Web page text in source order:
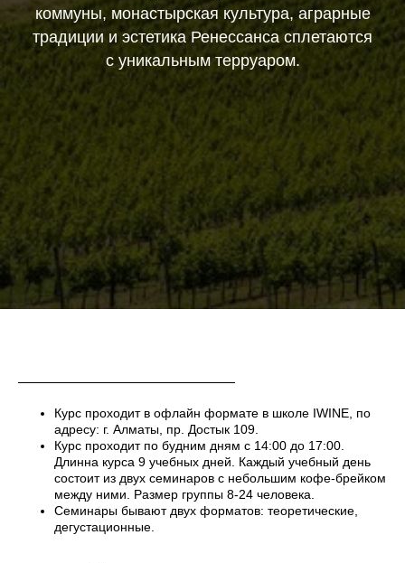
коммуны, монастырская культура, аграрные
традиции и эстетика Ренессанса сплетаются
с уникальным терруаром.
Курс проходит в офлайн формате в школе IWINE, по
адресу: г. Алматы, пр. Достык 109.
Курс проходит по будним дням с 14:00 до 17:00.
Длинна курса 9 учебных дней. Каждый учебный день
состоит из двух семинаров с небольшим кофе-брейком
между ними. Размер группы 8-24 человека.
Семинары бывают двух форматов: теоретические,
дегустационные.